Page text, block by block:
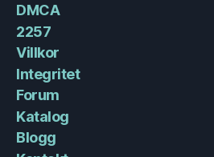
DMCA
2257
Villkor
Integritet
Forum
Katalog
Blogg